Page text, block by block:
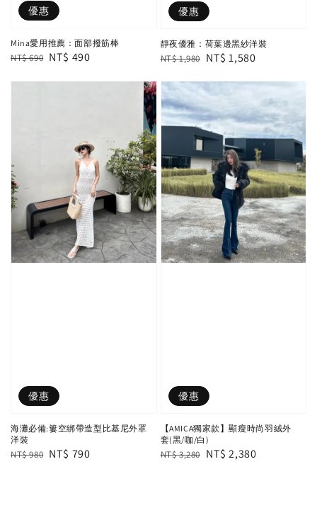
優惠
Mina愛用推薦：面部撥筋棒
Regular
NT$ 690 Sale
NT$ 490
優惠
靜夜優雅：荷葉邊黑紗洋裝
Regular
NT$ 1,980 Sale
NT$ 1,580
優惠
海灘必備:簍空綁帶造型比基尼外罩
洋裝
Regular
NT$ 980 Sale
NT$ 790
優惠
【AMICA獨家款】顯瘦時尚羽絨外
套(黑/咖/白)
Regular
NT$ 3,280 Sale
NT$ 2,380